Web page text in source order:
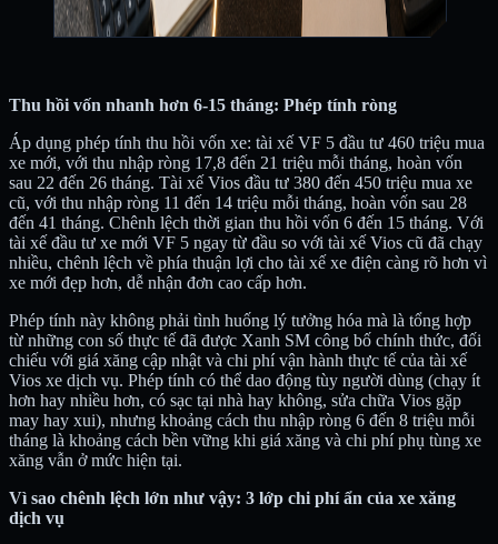
Thu hồi vốn nhanh hơn 6-15 tháng: Phép tính ròng
Áp dụng phép tính thu hồi vốn xe: tài xế VF 5 đầu tư 460 triệu mua
xe mới, với thu nhập ròng 17,8 đến 21 triệu mỗi tháng, hoàn vốn
sau 22 đến 26 tháng. Tài xế Vios đầu tư 380 đến 450 triệu mua xe
cũ, với thu nhập ròng 11 đến 14 triệu mỗi tháng, hoàn vốn sau 28
đến 41 tháng. Chênh lệch thời gian thu hồi vốn 6 đến 15 tháng. Với
tài xế đầu tư xe mới VF 5 ngay từ đầu so với tài xế Vios cũ đã chạy
nhiều, chênh lệch về phía thuận lợi cho tài xế xe điện càng rõ hơn vì
xe mới đẹp hơn, dễ nhận đơn cao cấp hơn.
Phép tính này không phải tình huống lý tưởng hóa mà là tổng hợp
từ những con số thực tế đã được Xanh SM công bố chính thức, đối
chiếu với giá xăng cập nhật và chi phí vận hành thực tế của tài xế
Vios xe dịch vụ. Phép tính có thể dao động tùy người dùng (chạy ít
hơn hay nhiều hơn, có sạc tại nhà hay không, sửa chữa Vios gặp
may hay xui), nhưng khoảng cách thu nhập ròng 6 đến 8 triệu mỗi
tháng là khoảng cách bền vững khi giá xăng và chi phí phụ tùng xe
xăng vẫn ở mức hiện tại.
Vì sao chênh lệch lớn như vậy: 3 lớp chi phí ẩn của xe xăng
dịch vụ